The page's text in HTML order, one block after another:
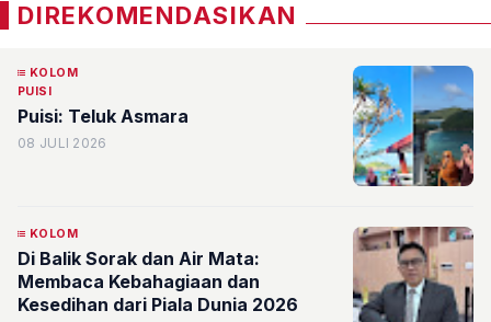
DIREKOMENDASIKAN
KOLOM
PUISI
Puisi: Teluk Asmara
08 JULI 2026
KOLOM
Di Balik Sorak dan Air Mata:
Membaca Kebahagiaan dan
Kesedihan dari Piala Dunia 2026